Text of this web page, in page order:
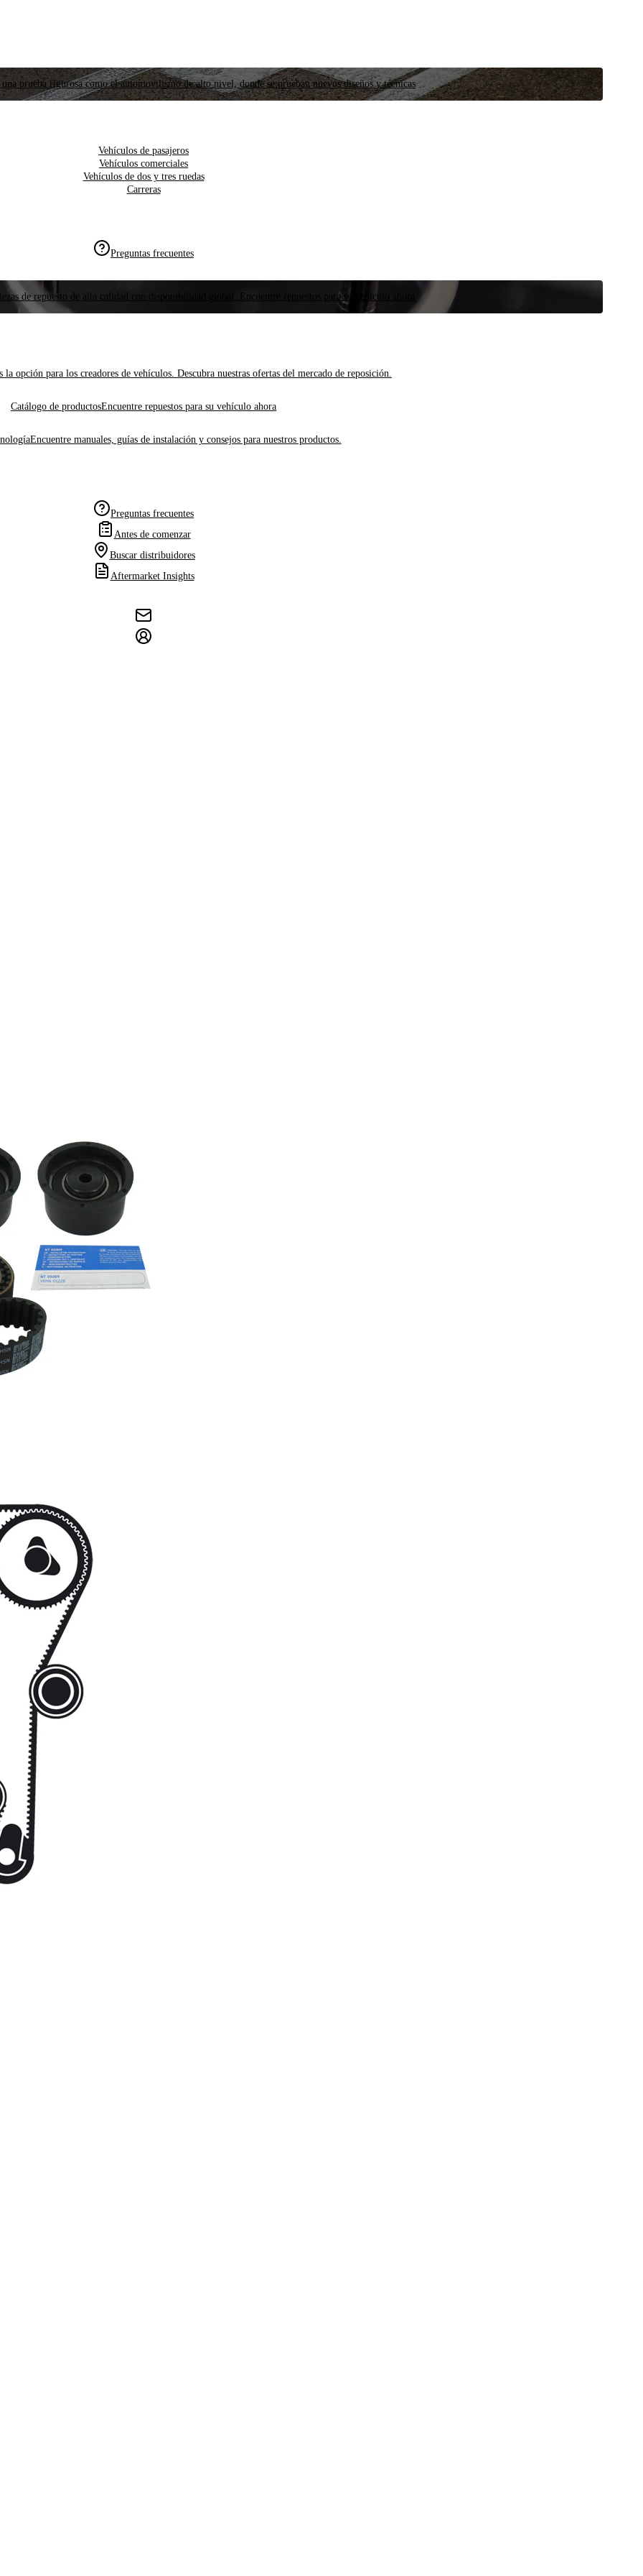
prueba rigurosa como el automovilismo de alto nivel, donde se prueban nuevos diseños y técnicas
Vehículos de pasajeros
Vehículos comerciales
Vehículos de dos y tres ruedas
Carreras
Preguntas frecuentes
de repuesto de alta calidad con disponibilidad global. Encuentre repuestos para su vehículo ahora
la opción para los creadores de vehículos. Descubra nuestras ofertas del mercado de reposición.
Catálogo de productosEncuentre repuestos para su vehículo ahora
Encuentre manuales, guías de instalación y consejos para nuestros productos.
Preguntas frecuentes
Antes de comenzar
Buscar distribuidores
Aftermarket Insights